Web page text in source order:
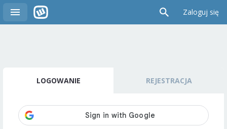
Zaloguj się
LOGOWANIE REJESTRACJA